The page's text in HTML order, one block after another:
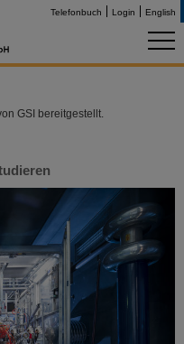
Telefonbuch Login English
GSI bereitgestellt.